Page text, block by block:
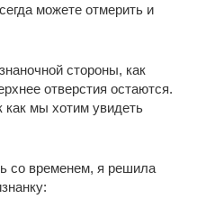
можете отмерить и
стороны, как
отверстия остаются.
как мы хотим увидеть
со временем, я решила